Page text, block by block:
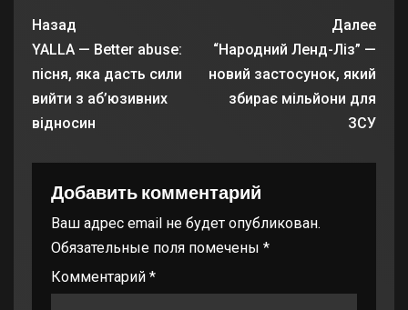
Назад
YALLA — Better abuse:
пісня, яка дасть сили
вийти з аб’юзивних
відносин
Далее
“Народний Ленд-Ліз” —
новий застосунок, який
збирає мільйони для
ЗСУ
Добавить комментарий
Ваш адрес email не будет опубликован.
Обязательные поля помечены *
Комментарий *